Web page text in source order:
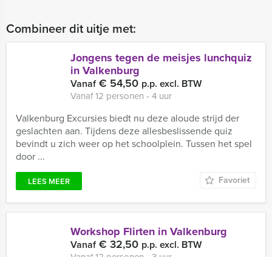
Combineer dit uitje met:
Jongens tegen de meisjes lunchquiz
in Valkenburg
Vanaf€ 54,50 p.p. excl. BTW
Vanaf 12 personen ‐ 4 uur
Valkenburg Excursies biedt nu deze aloude strijd der
geslachten aan. Tijdens deze allesbeslissende quiz
bevindt u zich weer op het schoolplein. Tussen het spel
door ...
LEES MEER Favoriet
Workshop Flirten in Valkenburg
Vanaf€ 32,50 p.p. excl. BTW